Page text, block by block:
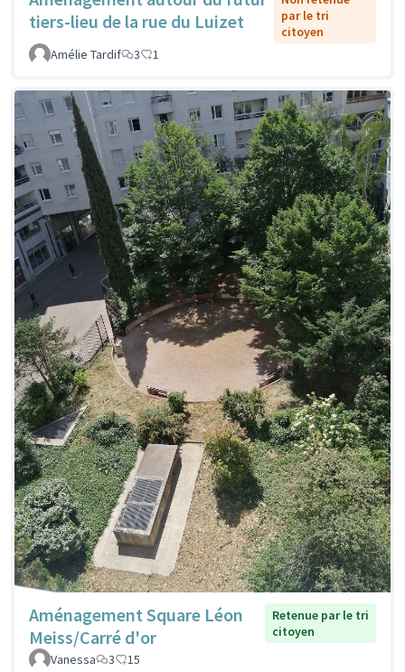
tiers-lieu de la rue du Luizet
par le tri
citoyen
Amélie Tardif
3 1
Aménagement Square Léon
Meiss/Carré d'or
Retenue par le tri
citoyen
Vanessa
3 15